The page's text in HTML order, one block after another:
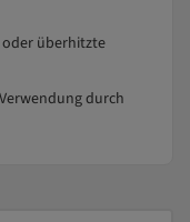
oder überhitzte
durch